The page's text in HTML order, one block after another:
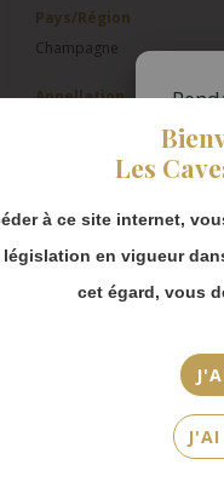
Les
à ce site internet,
législation en vigueur
cet égard, vous
Pays/Région
Champagne
Appellation
Couleur
vous
en